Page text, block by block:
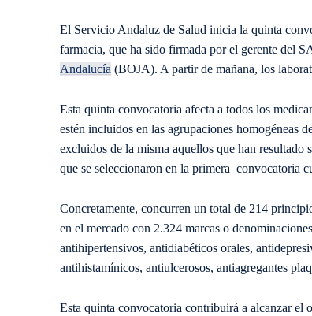
El Servicio Andaluz de Salud inicia la quinta
farmacia, que ha sido firmada por el gerente del
Andalucía (BOJA). A partir de mañana, los
Esta quinta convocatoria afecta a todos los
estén incluidos en las agrupaciones homogéneas
excluidos de la misma aquellos que han resultado
que se seleccionaron en la primera convocatoria
Concretamente, concurren un total de 214
en el mercado con 2.324 marcas o
antihipertensivos, antidiabéticos orales,
antihistamínicos, antiulcerosos, antiagregantes
Esta quinta convocatoria contribuirá a alcanzar el